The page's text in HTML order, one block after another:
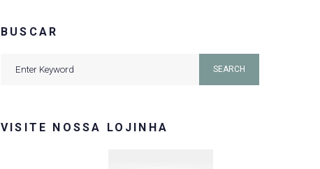
BUSCAR
SEARCH
VISITE NOSSA LOJINHA